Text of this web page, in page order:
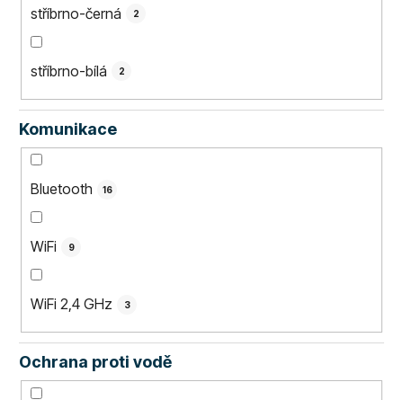
stříbrno-černá 2
stříbrno-bílá 2
Komunikace
Bluetooth 16
WiFi 9
WiFi 2,4 GHz 3
Ochrana proti vodě